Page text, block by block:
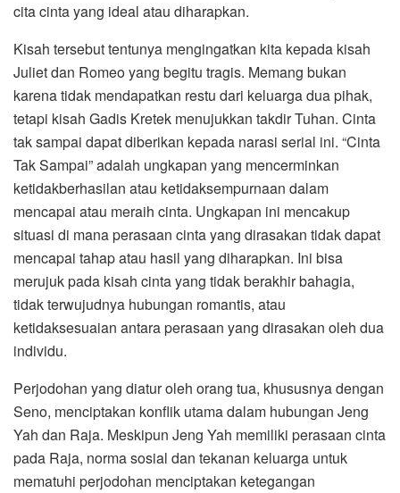
cita cinta yang ideal atau diharapkan.
Kisah tersebut tentunya mengingatkan kita kepada kisah
Juliet dan Romeo yang begitu tragis. Memang bukan
karena tidak mendapatkan restu dari keluarga dua pihak,
tetapi kisah Gadis Kretek menujukkan takdir Tuhan. Cinta
tak sampai dapat diberikan kepada narasi serial ini. “Cinta
Tak Sampai” adalah ungkapan yang mencerminkan
ketidakberhasilan atau ketidaksempurnaan dalam
mencapai atau meraih cinta. Ungkapan ini mencakup
situasi di mana perasaan cinta yang dirasakan tidak dapat
mencapai tahap atau hasil yang diharapkan. Ini bisa
merujuk pada kisah cinta yang tidak berakhir bahagia,
tidak terwujudnya hubungan romantis, atau
ketidaksesuaian antara perasaan yang dirasakan oleh dua
individu.
Perjodohan yang diatur oleh orang tua, khususnya dengan
Seno, menciptakan konflik utama dalam hubungan Jeng
Yah dan Raja. Meskipun Jeng Yah memiliki perasaan cinta
pada Raja, norma sosial dan tekanan keluarga untuk
mematuhi perjodohan menciptakan ketegangan